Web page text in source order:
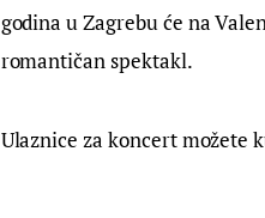
godina u Zagrebu će na
romantičan spektakl.
Ulaznice za koncert možete